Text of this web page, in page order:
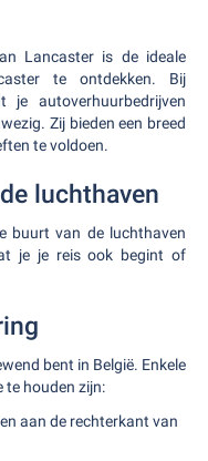
Lancaster is de ideale
te ontdekken. Bij
je autoverhuurbedrijven
Zij bieden een breed
te voldoen.
luchthaven
buurt van de luchthaven
je je reis ook begint of
bent in België. Enkele
te houden zijn:
aan de rechterkant van